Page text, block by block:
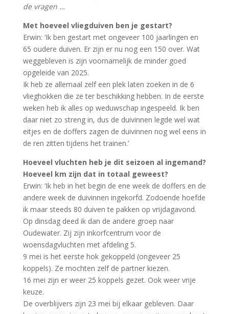
de vragen …
Met hoeveel vliegduiven ben je gestart?
Erwin: ‘Ik ben gestart met ongeveer 100 jaarlingen en
65 oudere duiven. Er zijn er nu nog een 150 over. Wat
weggebleven is zijn voornamelijk de minder goed
opgeleide van 2025.
Ik heb ze allemaal zelf een plek laten zoeken in de 6
vlieghokken die ze ter beschikking hebben. In de eerste
weken heb ik alles op weduwschap ingespeeld. Ik ben
daar niet zo streng in, dus de duivinnen legde wel wat
eitjes en de doffers zagen de duivinnen nog wel eens in
de ren zitten tijdens het trainen.’
Hoeveel vluchten heb je dit seizoen al ingemand?
Hoeveel km zijn dat in totaal geweest?
Erwin: ‘Ik heb in het begin de ene week de doffers en de
andere week de duivinnen ingekorfd. Zodoende hoefde
ik maar steeds 80 duiven te pakken op vrijdagavond.
Op dinsdag deed ik dan de andere groep naar
Oudewater. Zij zijn inkorfcentrum voor de
woensdagvluchten met afdeling 5.
9 mei is het eerste hok gekoppeld (ongeveer 25
koppels). Ze mochten zelf de partner kiezen.
16 mei zijn er weer 25 koppels gezet. Ook weer vrije
keuze.
De overblijvers zijn 23 mei bij elkaar gebleven. Daar